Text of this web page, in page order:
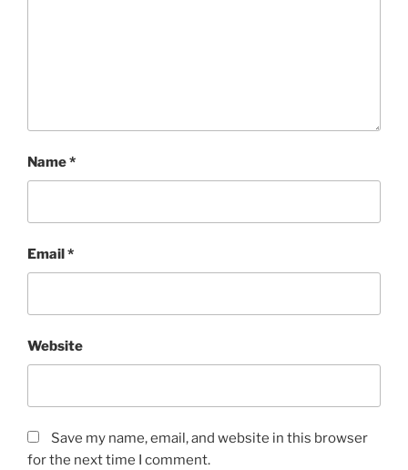
Name*
Email*
Website
Save my name, email, and website in this browser
for the next time I comment.